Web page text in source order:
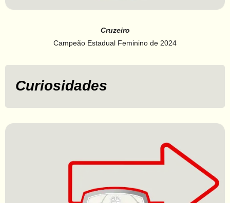
Cruzeiro
Campeão Estadual Feminino de 2024
Curiosidades